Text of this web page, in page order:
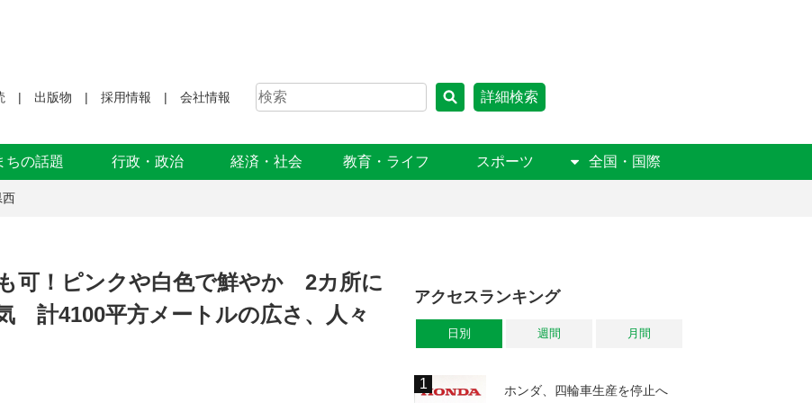
出版物 採用情報 会社情報 詳細検索
ちの話題 行政・政治 経済・社会 教育・ライフ スポーツ 全国・国際
西
可！ピンクや白色で鮮やか 2カ所に
計4100平方メートルの広さ、人々
アクセスランキング
日別 週間 月間
ホンダ、四輪車生産を停止へ